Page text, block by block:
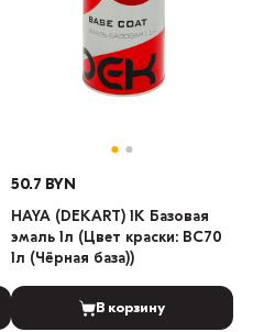
50.7 BYN
HAYA (DEKART) 1К Базовая
эмаль 1л (Цвет краски: BC70
1л (Чёрная база))
В корзину